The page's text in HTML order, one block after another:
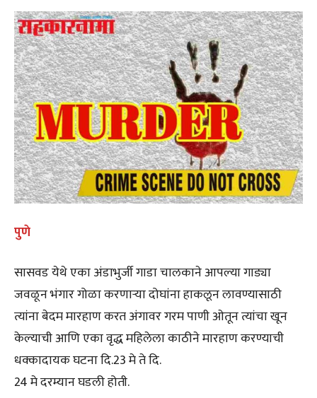
पुणे
सासवड येथे एका अंडाभुर्जी गाडा चालकाने आपल्या गाड्या
जवळून भंगार गोळा करणाऱ्या दोघांना हाकलून लावण्यासाठी
त्यांना बेदम मारहाण करत अंगावर गरम पाणी ओतून त्यांचा खून
केल्याची आणि एका वृद्ध महिलेला काठीने मारहाण करण्याची
धक्कादायक घटना दि.23 मे ते दि.
24 मे दरम्यान घडली होती.